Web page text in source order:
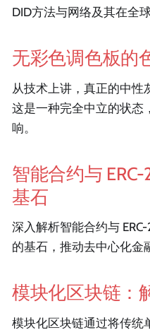
DID方法与网络及其在全
无彩色调色板的
从技术上讲，真正的中
这是一种完全中立的状态
响。
智能合约与
基石
深入解析智能合约与
的基石，推动去中心化金
模块化区块链：
模块化区块链通过将传统